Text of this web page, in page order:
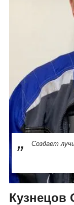
Создает
Кузнецов